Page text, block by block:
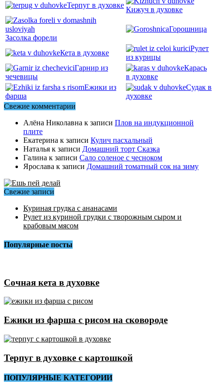
Терпуг в духовке
Кижуч в духовке
Засолка форели
Горошница
Кета в духовке
Рулет
из курицы
Гарнир из
чечевицы
Карась
в духовке
Ежики из
фарша
Судак в
духовке
Свежие комментарии
Алёна Николавна к записи Плов на индукционной
плите
Екатерина к записи Кулич пасхальный
Наталья к записи Домашний торт Сказка
Галина к записи Сало соленое с чесноком
Ярослава к записи Домашний томатный сок на зиму
Свежие записи
Куриная грудка с ананасами
Рулет из куриной грудки с творожным сыром и
крабовым мясом
Популярные посты
Сочная кета в духовке
Ежики из фарша с рисом на сковороде
Терпуг в духовке с картошкой
ПОПУЛЯРНЫЕ КАТЕГОРИИ